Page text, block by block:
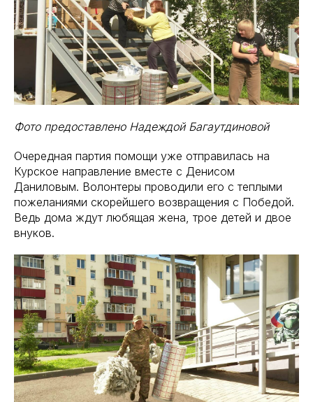
Фото предоставлено Надеждой Багаутдиновой
Очередная партия помощи уже отправилась на
Курское направление вместе с Денисом
Даниловым. Волонтеры проводили его с теплыми
пожеланиями скорейшего возвращения с Победой.
Ведь дома ждут любящая жена, трое детей и двое
внуков.